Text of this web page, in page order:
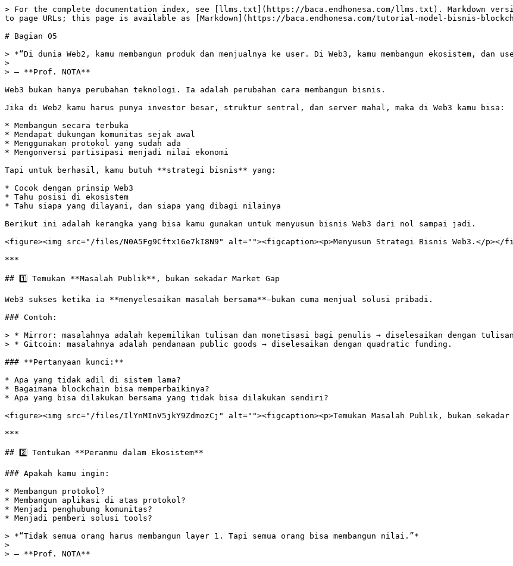
> For the complete documentation index, see [llms.txt](https://baca.endhonesa.com/llms.txt). Markdown
to page URLs; this page is available as [Markdown](https://baca.endhonesa.com/tutorial-model-bisnis-
# Bagian 05
> *“Di dunia Web2, kamu membangun produk dan menjualnya ke user. Di Web3, kamu membangun ekosistem, dan
>
> – **Prof. NOTA**
Web3 bukan hanya perubahan teknologi. Ia adalah perubahan cara membangun bisnis.
Jika di Web2 kamu harus punya investor besar, struktur sentral, dan server mahal, maka di Web3 kamu bisa:
* Membangun secara terbuka
* Mendapat dukungan komunitas sejak awal
* Menggunakan protokol yang sudah ada
* Mengonversi partisipasi menjadi nilai ekonomi
Tapi untuk berhasil, kamu butuh **strategi bisnis** yang:
* Cocok dengan prinsip Web3
* Tahu posisi di ekosistem
* Tahu siapa yang dilayani, dan siapa yang dibagi nilainya
Berikut ini adalah kerangka yang bisa kamu gunakan untuk menyusun bisnis Web3 dari nol sampai jadi.
<figure><img src="/files/N0A5Fg9Cftx16e7kI8N9" alt=""><figcaption><p>Menyusun Strategi Bisnis Web3.</
***
## 1️⃣ Temukan **Masalah Publik**, bukan sekadar Market Gap
Web3 sukses ketika ia **menyelesaikan masalah bersama**—bukan cuma menjual solusi pribadi.
### Contoh:
> * Mirror: masalahnya adalah kepemilikan tulisan dan monetisasi bagi penulis → diselesaikan dengan tulisan
> * Gitcoin: masalahnya adalah pendanaan public goods → diselesaikan dengan quadratic funding.
### **Pertanyaan kunci:**
* Apa yang tidak adil di sistem lama?
* Bagaimana blockchain bisa memperbaikinya?
* Apa yang bisa dilakukan bersama yang tidak bisa dilakukan sendiri?
<figure><img src="/files/IlYnMInV5jkY9ZdmozCj" alt=""><figcaption><p>Temukan Masalah Publik, bukan
***
## 2️⃣ Tentukan **Peranmu dalam Ekosistem**
### Apakah kamu ingin:
* Membangun protokol?
* Membangun aplikasi di atas protokol?
* Menjadi penghubung komunitas?
* Menjadi pemberi solusi tools?
> *“Tidak semua orang harus membangun layer 1. Tapi semua orang bisa membangun nilai.”*
>
> – **Prof. NOTA**